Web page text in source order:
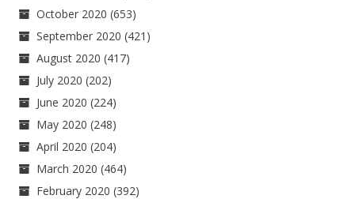
October 2020 (653)
September 2020 (421)
August 2020 (417)
July 2020 (202)
June 2020 (224)
May 2020 (248)
April 2020 (204)
March 2020 (464)
February 2020 (392)